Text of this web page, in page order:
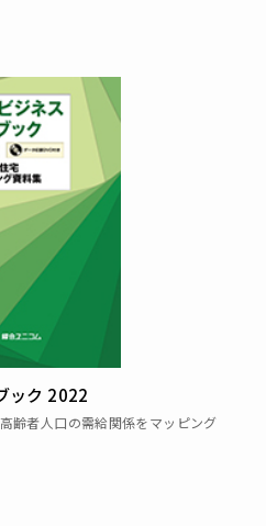
ック 2022
齢者人口の需給関係をマッピング